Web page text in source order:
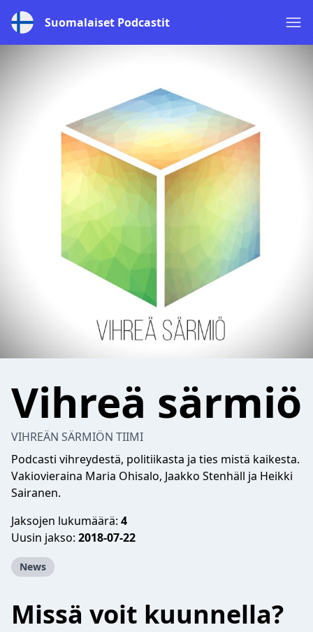
Suomalaiset Podcastit
Vihreä särmiö
VIHREÄN SÄRMIÖN TIIMI
Podcasti vihreydestä, politiikasta ja ties mistä kaikesta.
Vakiovieraina Maria Ohisalo, Jaakko Stenhäll ja Heikki
Sairanen.
Jaksojen lukumäärä: 4
Uusin jakso: 2018-07-22
News
Missä voit kuunnella?